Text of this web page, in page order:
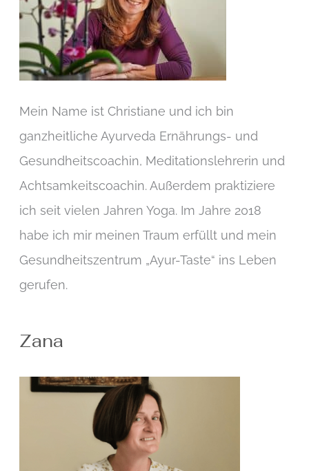
Mein Name ist Christiane und ich bin
ganzheitliche Ayurveda Ernährungs- und
Gesundheitscoachin, Meditationslehrerin und
Achtsamkeitscoachin. Außerdem praktiziere
ich seit vielen Jahren Yoga. Im Jahre 2018
habe ich mir meinen Traum erfüllt und mein
Gesundheitszentrum „Ayur-Taste“ ins Leben
gerufen.
Zana